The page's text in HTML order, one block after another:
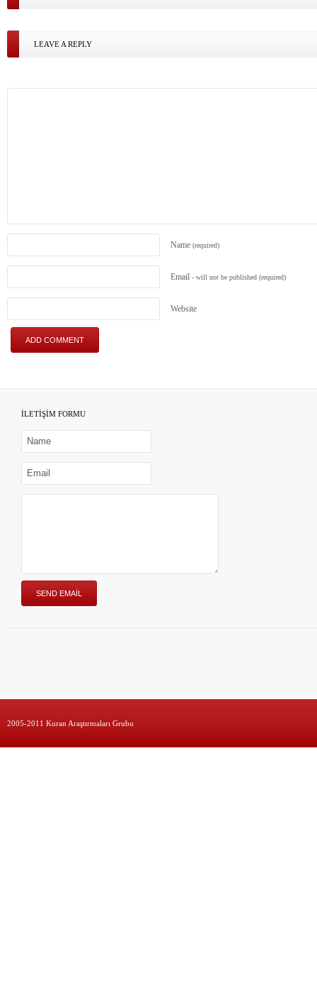
LEAVE A REPLY
Name (required)
Email - will not be published (required)
Website
İLETİŞİM FORMU
2005-2011 Kuran Araştırmaları Grubu